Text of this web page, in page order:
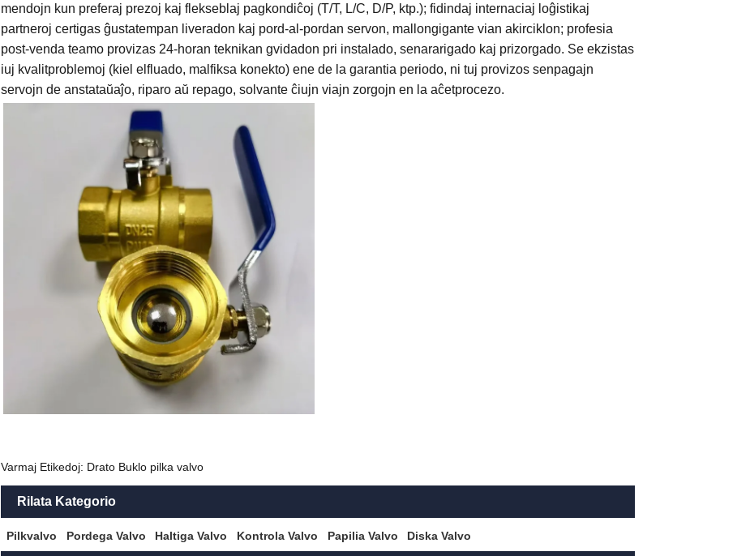
mendojn kun preferaj prezoj kaj flekseblaj pagkondiĉoj (T/T, L/C, D/P, ktp.); fidindaj internaciaj loĝistikaj
partneroj certigas ĝustatempan liveradon kaj pord-al-pordan servon, mallongigante vian akirciklon; profesia
post-venda teamo provizas 24-horan teknikan gvidadon pri instalado, senararigado kaj prizorgado. Se ekzistas
iuj kvalitproblemoj (kiel elfluado, malfiksa konekto) ene de la garantia periodo, ni tuj provizos senpagajn
servojn de anstataŭaĵo, riparo aŭ repago, solvante ĉiujn viajn zorgojn en la aĉetprocezo.
Varmaj Etikedoj: Drato Buklo pilka valvo
Rilata Kategorio
Pilkvalvo Pordega Valvo Haltiga Valvo Kontrola Valvo Papilia Valvo Diska Valvo